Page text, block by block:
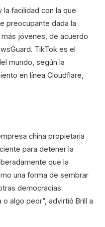
facilidad con la que
preocupante dada la
jóvenes, de acuerdo
TikTok es el
mundo, según la
en línea Cloudflare,
china propietaria
para detener la
que la
una forma de sembrar
democracias
algo peor”, advirtió Brill a